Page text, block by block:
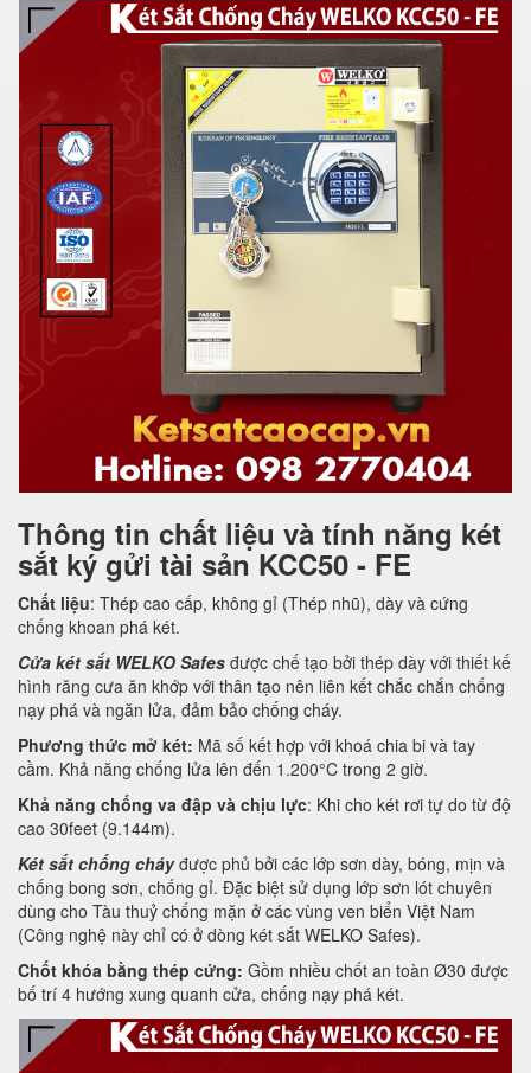
Thông tin chất liệu và tính năng két
sắt ký gửi tài sản KCC50 - FE
Chất liệu: Thép cao cấp, không gỉ (Thép nhũ), dày và cứng
chống khoan phá két.
Cửa két sắt WELKO Safes được chế tạo bởi thép dày với thiết kế
hình răng cưa ăn khớp với thân tạo nên liên kết chắc chắn chống
nạy phá và ngăn lửa, đảm bảo chống cháy.
Phương thức mở két: Mã số kết hợp với khoá chia bi và tay
cầm. Khả năng chống lửa lên đến 1.200°C trong 2 giờ.
Khả năng chống va đập và chịu lực: Khi cho két rơi tự do từ độ
cao 30feet (9.144m).
Két sắt chống cháyđược phủ bởi các lớp sơn dày, bóng, mịn và
chống bong sơn, chống gỉ. Đặc biệt sử dụng lớp sơn lót chuyên
dùng cho Tàu thuỷ chống mặn ở các vùng ven biển Việt Nam
(Công nghệ này chỉ có ở dòng két sắt WELKO Safes).
Chốt khóa bằng thép cứng: Gồm nhiều chốt an toàn Ø30 được
bố trí 4 hướng xung quanh cửa, chống nạy phá két.